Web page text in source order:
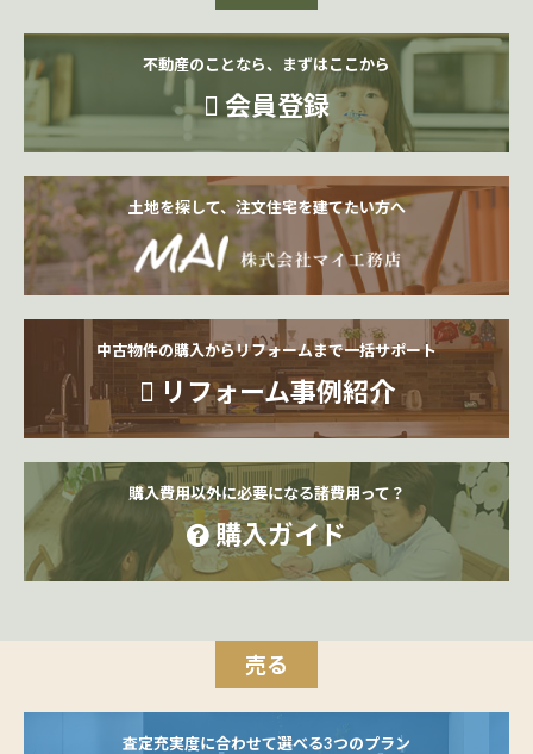
不動産のことなら、まずはここから
会員登録
土地を探して、注文住宅を建てたい方へ
中古物件の購入からリフォームまで一括サポート
リフォーム事例紹介
購入費用以外に必要になる諸費用って？
購入ガイド
売る
査定充実度に合わせて選べる3つのプラン